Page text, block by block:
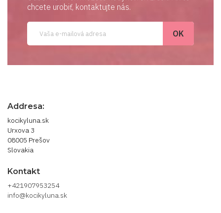
chcete urobiť, kontaktujte nás.
Addresa:
kocikyluna.sk
Urxova 3
08005 Prešov
Slovakia
Kontakt
+421907953254
info@kocikyluna.sk